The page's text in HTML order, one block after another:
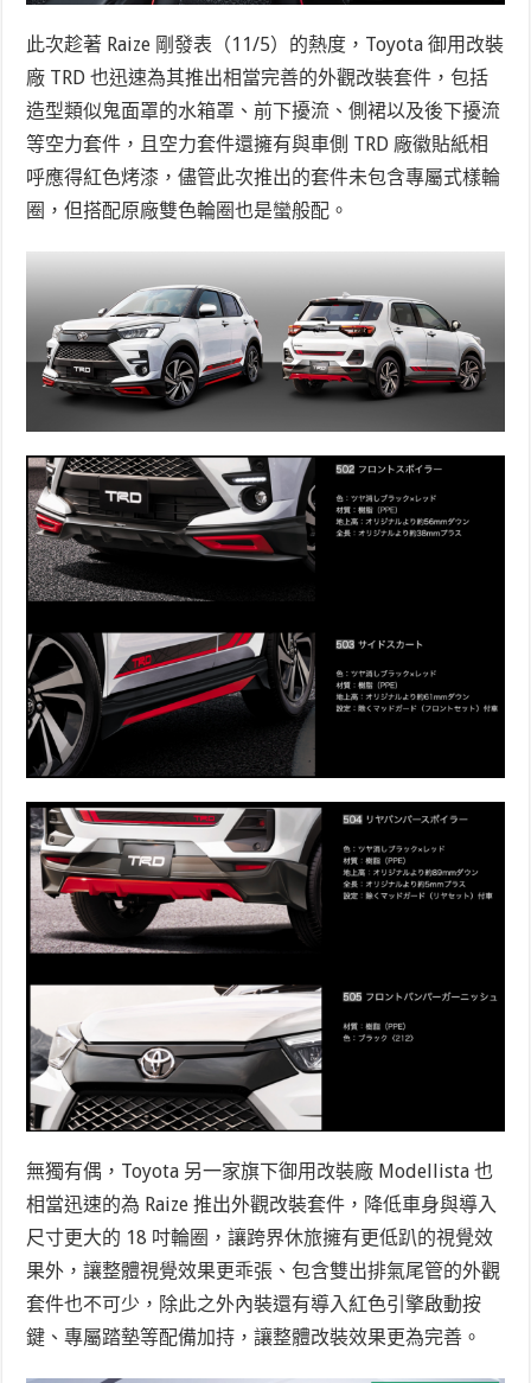
此次趁著 Raize 剛發表（11/5）的熱度，Toyota 御用改裝
廠 TRD 也迅速為其推出相當完善的外觀改裝套件，包括
造型類似鬼面罩的水箱罩、前下擾流、側裙以及後下擾流
等空力套件，且空力套件還擁有與車側 TRD 廠徽貼紙相
呼應得紅色烤漆，儘管此次推出的套件未包含專屬式樣輪
圈，但搭配原廠雙色輪圈也是蠻般配。
無獨有偶，Toyota 另一家旗下御用改裝廠 Modellista 也
相當迅速的為 Raize 推出外觀改裝套件，降低車身與導入
尺寸更大的 18 吋輪圈，讓跨界休旅擁有更低趴的視覺效
果外，讓整體視覺效果更乖張、包含雙出排氣尾管的外觀
套件也不可少，除此之外內裝還有導入紅色引擎啟動按
鍵、專屬踏墊等配備加持，讓整體改裝效果更為完善。